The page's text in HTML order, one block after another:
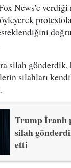
News'e
silah gönderdik,
silahları
Trump İranlı
silah
etti